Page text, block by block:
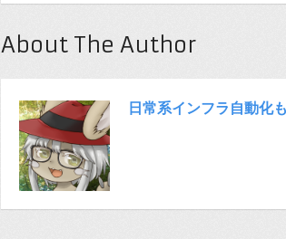
About The Author
日常系インフラ自動化